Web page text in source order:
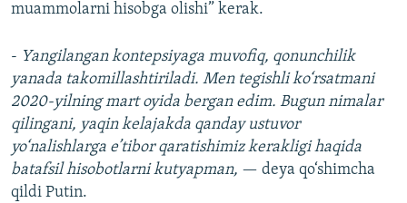
muammolarni hisobga olishi” kerak.
- Yangilangan kontepsiyaga muvofiq, qonunchilik
yanada takomillashtiriladi. Men tegishli ko‘rsatmani
2020-yilning mart oyida bergan edim. Bugun nimalar
qilingani, yaqin kelajakda qanday ustuvor
yo‘nalishlarga e’tibor qaratishimiz kerakligi haqida
batafsil hisobotlarni kutyapman, — deya qo‘shimcha
qildi Putin.